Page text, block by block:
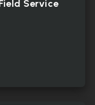
Service